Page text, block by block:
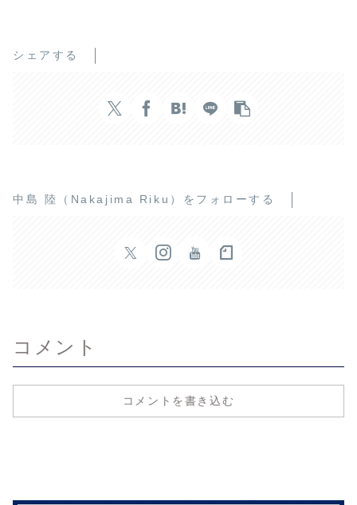
シェアする
中島 陸（Nakajima Riku）をフォローする
コメント
コメントを書き込む